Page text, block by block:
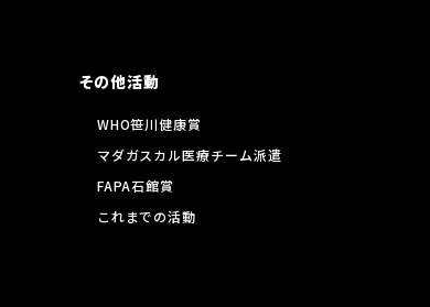
その他活動
WHO笹川健康賞
マダガスカル医療チーム派遣
FAPA石館賞
これまでの活動